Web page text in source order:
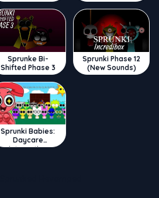
Sprunke Bi-
Shifted Phase 3
Sprunki Phase 12
(New Sounds)
Sprunki Babies:
Daycare
Interactive